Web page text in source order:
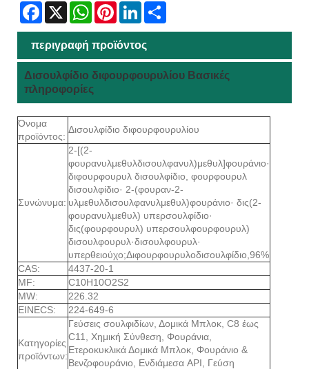
Facebook
X WhatsAppPinterestLinkedIn
περιγραφή προϊόντος
Δισουλφίδιο διφουρφουρυλίου Βασικές
πληροφορίες
Όνομα
προϊόντος:
Δισουλφίδιο διφουρφουρυλίου
Συνώνυμα:
2-[(2-
φουρανυλμεθυλδισουλφανυλ)μεθυλ]φουράνιο·
διφουρφουρυλ δισουλφίδιο, φουρφουρυλ
δισουλφίδιο· 2-(φουραν-2-
υλμεθυλδισουλφανυλμεθυλ)φουράνιο· δις(2-
φουρανυλμεθυλ) υπερσουλφίδιο·
δις(φουρφουρυλ) υπερσουλφουρφουρυλ)
δισουλφουρυλ·δισουλφουρυλ·
υπερθειούχο;Διφουρφουρυλοδισουλφίδιο,96%
CAS:
4437-20-1
MF:
C10H10O2S2
MW:
226.32
EINECS:
224-649-6
Κατηγορίες
προϊόντων:
Γεύσεις σουλφιδίων, Δομικά Μπλοκ, C8 έως
C11, Χημική Σύνθεση, Φουράνια,
Ετεροκυκλικά Δομικά Μπλοκ, Φουράνιο &
Βενζοφουράνιο, Ενδιάμεσα API, Γεύση